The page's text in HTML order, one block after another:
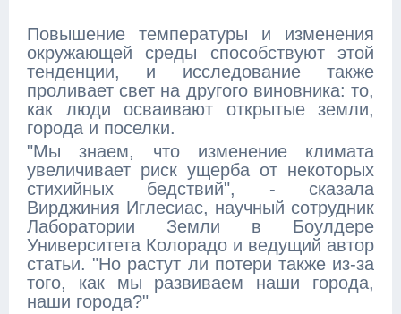
Повышение температуры и изменения
окружающей среды способствуют этой
тенденции, и исследование также
проливает свет на другого виновника: то,
как люди осваивают открытые земли,
города и поселки.
"Мы знаем, что изменение климата
увеличивает риск ущерба от некоторых
стихийных бедствий", - сказала
Вирджиния Иглесиас, научный сотрудник
Лаборатории Земли в Боулдере
Университета Колорадо и ведущий автор
статьи. "Но растут ли потери также из-за
того, как мы развиваем наши города,
наши города?"